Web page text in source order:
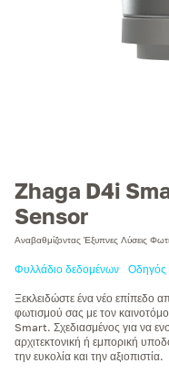
Zhaga D4i
Sensor
Αναβαθμίζοντας Έξυπνες Λύσεις
Φυλλάδιο δεδομένων Οδηγός
Ξεκλειδώστε ένα νέο επίπεδο
φωτισμού σας με τον
Smart. Σχεδιασμένος για να
αρχιτεκτονική ή εμπορική
την ευκολία και την αξιοπιστία.